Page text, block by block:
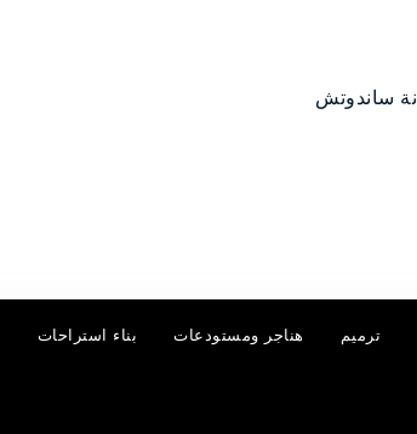
ترميم هناجر ومستودعات بناء استراحات